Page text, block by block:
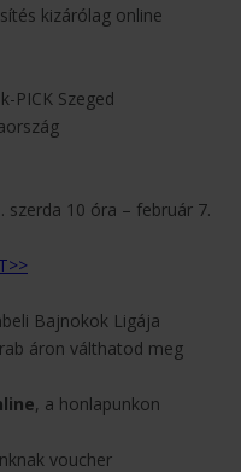
kizárólag online
PICK Szeged
szerda 10 óra – február 7.
Bajnokok Ligája
áron válthatod meg
, a honlapunkon
voucher